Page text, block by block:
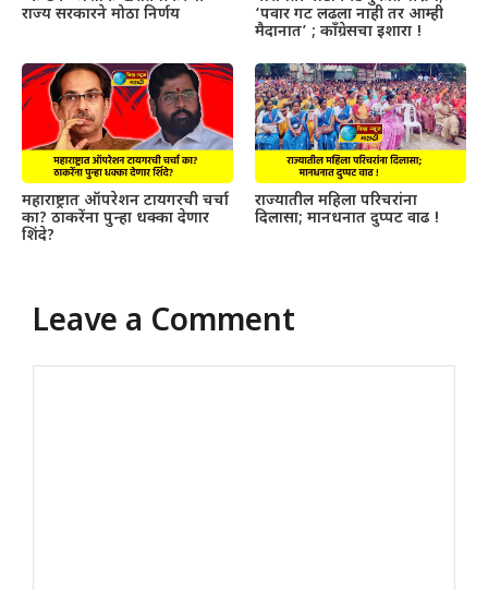
राज्य सरकारने मोठा निर्णय
‘पवार गट लढला नाही तर आम्ही
मैदानात’ ; काँग्रेसचा इशारा !
महाराष्ट्रात ऑपरेशन टायगरची चर्चा
का? ठाकरेंना पुन्हा धक्का देणार
शिंदे?
राज्यातील महिला परिचरांना
दिलासा; मानधनात दुप्पट वाढ !
Leave a Comment